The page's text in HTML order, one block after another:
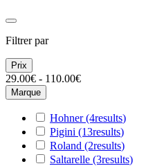
Filtrer par
Prix
29.00€ - 110.00€
Marque
Hohner(4results)
Pigini (13results)
Roland (2results)
Saltarelle (3results)